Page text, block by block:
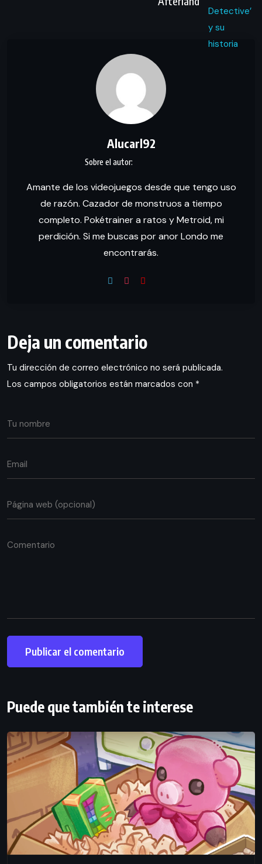
Alucarl92
Amante de los videojuegos desde que tengo uso
de razón. Cazador de monstruos a tiempo
completo. Pokétrainer a ratos y Metroid, mi
perdición. Si me buscas por anor Londo me
encontrarás.
Deja un comentario
Tu dirección de correo electrónico no será publicada.
Los campos obligatorios están marcados con *
Puede que también te interese